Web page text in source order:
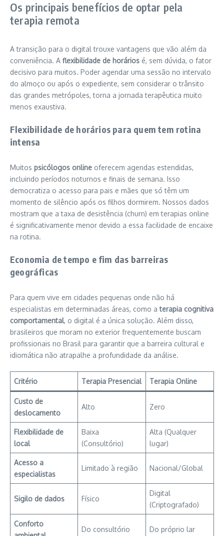
Os principais benefícios de optar pela
terapia remota
A transição para o digital trouxe vantagens que vão além da
conveniência. A flexibilidade de horários é, sem dúvida, o fator
decisivo para muitos. Poder agendar uma sessão no intervalo
do almoço ou após o expediente, sem considerar o trânsito
das grandes metrópoles, torna a jornada terapêutica muito
menos exaustiva.
Flexibilidade de horários para quem tem rotina
intensa
Muitos psicólogos online oferecem agendas estendidas,
incluindo períodos noturnos e finais de semana. Isso
democratiza o acesso para pais e mães que só têm um
momento de silêncio após os filhos dormirem. Nossos dados
mostram que a taxa de desistência (churn) em terapias online
é significativamente menor devido a essa facilidade de encaixe
na rotina.
Economia de tempo e fim das barreiras
geográficas
Para quem vive em cidades pequenas onde não há
especialistas em determinadas áreas, como aterapia cognitiva
comportamental, o digital é a única solução. Além disso,
brasileiros que moram no exterior frequentemente buscam
profissionais no Brasil para garantir que a barreira cultural e
idiomática não atrapalhe a profundidade da análise.
Critério Terapia Presencial Terapia Online
Custo de
deslocamento
Alto Zero
Flexibilidade de
local
Baixa
(Consultório)
Alta (Qualquer
lugar)
Acesso a
especialistas
Limitado à região Nacional/Global
Sigilo de dados Físico
Digital
(Criptografado)
Conforto
Do consultório Do próprio lar